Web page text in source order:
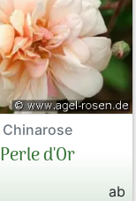
Chinarose
Perle d'Or
ab